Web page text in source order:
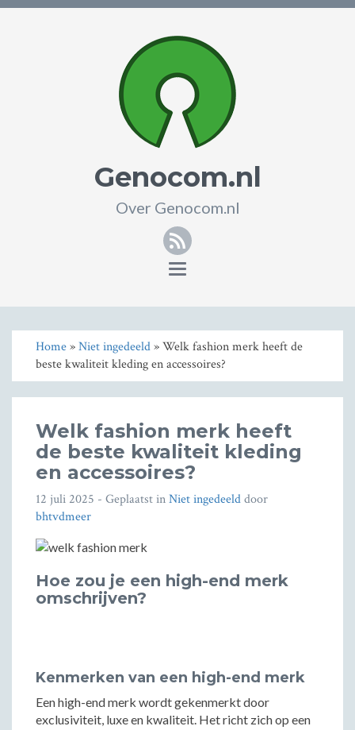
Genocom.nl
Over Genocom.nl
RSS
Toggle
Home»Niet ingedeeld» Welk fashion merk heeft de
beste kwaliteit kleding en accessoires?
Welk fashion merk heeft
de beste kwaliteit kleding
en accessoires?
12 juli 2025 - Geplaatst inNiet ingedeelddoor
bhtvdmeer
Hoe zou je een high-end merk
omschrijven?
Kenmerken van een high-end merk
Een high-end merk wordt gekenmerkt door
exclusiviteit, luxe en kwaliteit. Het richt zich op een